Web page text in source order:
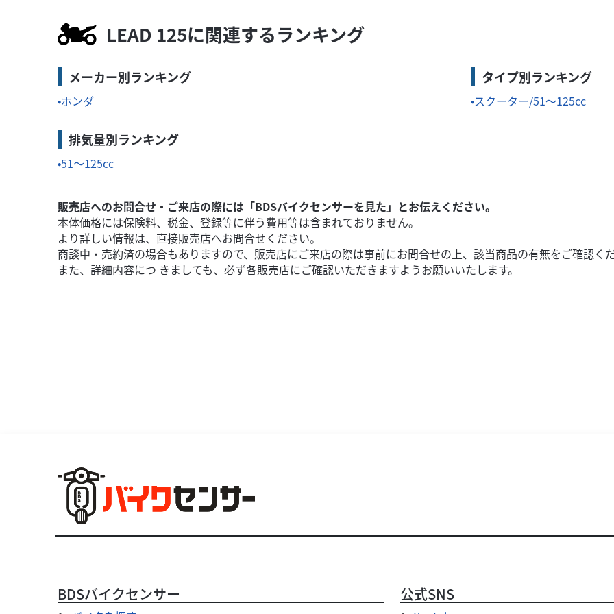
バイク館中野店
BURGMAN 400
LEAD 125に関連するランキング
メーカー別ランキング
ホンダ
タイプ別ランキング
スクーター/51～125cc
排気量別ランキング
51～125cc
販売店へのお問合せ・ご来店の際には「BDSバイクセンサーを見た」とお伝えください。
本体価格には保険料、税金、登録等に伴う費用等は含まれておりません。
より詳しい情報は、直接販売店へお問合せください。
商談中・売約済の場合もありますので、販売店にご来店の際は事前にお問合せの上、該当商品の有無をご確認くだ
また、詳細内容につ きましても、必ず各販売店にご確認いただきますようお願いいたします。
BDSバイクセンサー 公式SNS